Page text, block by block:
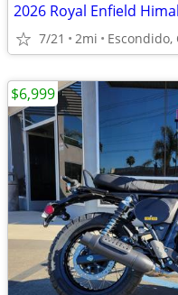
7/21 2mi Escondido,
$6,999